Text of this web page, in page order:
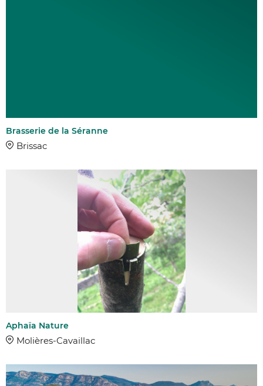
Brasserie de la Séranne
Brissac
Aphaïa Nature
Molières-Cavaillac